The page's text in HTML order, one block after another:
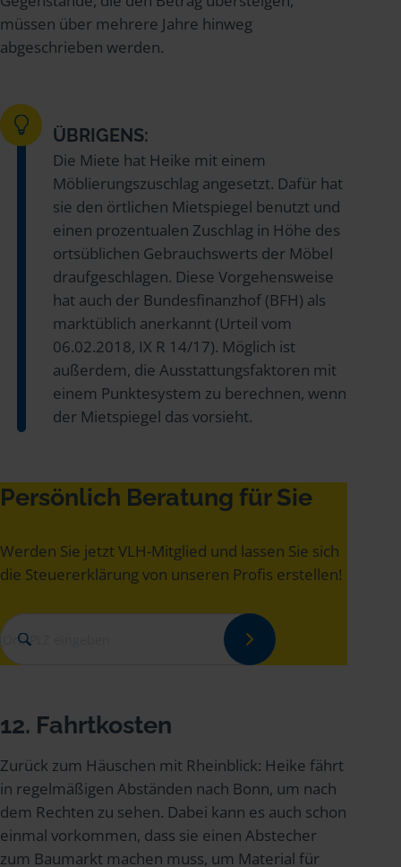
müssen über mehrere Jahre hinweg
abgeschrieben werden.
ÜBRIGENS:
Die Miete hat Heike mit einem
Möblierungszuschlag angesetzt. Dafür hat
sie den örtlichen Mietspiegel benutzt und
einen prozentualen Zuschlag in Höhe des
ortsüblichen Gebrauchswerts der Möbel
draufgeschlagen. Diese Vorgehensweise
hat auch der Bundesfinanzhof (BFH) als
marktüblich anerkannt (Urteil vom
06.02.2018, IX R 14/17). Möglich ist
außerdem, die Ausstattungsfaktoren mit
einem Punktesystem zu berechnen, wenn
der Mietspiegel das vorsieht.
Persönlich Beratung für Sie
Werden Sie jetzt VLH-Mitglied und lassen Sie sich
die Steuererklärung von unseren Profis erstellen!
12. Fahrtkosten
Zurück zum Häuschen mit Rheinblick: Heike fährt
in regelmäßigen Abständen nach Bonn, um nach
dem Rechten zu sehen. Dabei kann es auch schon
einmal vorkommen, dass sie einen Abstecher
zum Baumarkt machen muss, um Material für